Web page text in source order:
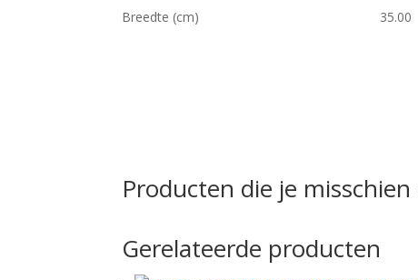
Breedte (cm) 35.00
Producten die je
Gerelateerde producten